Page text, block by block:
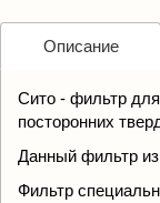
Описание
Сито - фильтр для
посторонних
Данный фильтр
Фильтр